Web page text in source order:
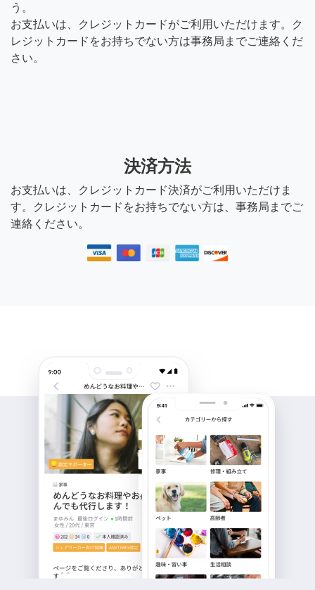
う。
お支払いは、クレジットカードがご利用いただけます。ク
レジットカードをお持ちでない方は事務局までご連絡くだ
さい。
決済方法
お支払いは、クレジットカード決済がご利用いただけま
す。クレジットカードをお持ちでない方は、事務局までご
連絡ください。